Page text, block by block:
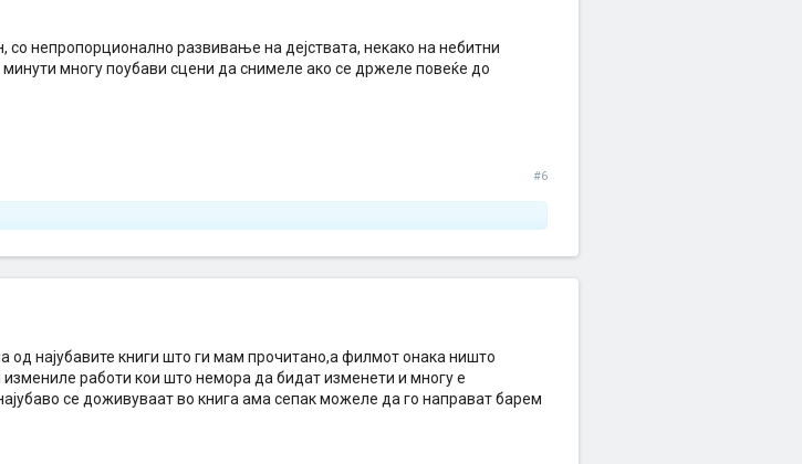
непропорционално развивање на дејствата, некако на небитни
многу поубави сцени да снимеле ако се држеле повеќе до
#6
од најубавите книги што ги мам прочитано,а филмот онака ништо
работи кои што немора да бидат изменети и многу е
се доживуваат во книга ама сепак можеле да го направат барем